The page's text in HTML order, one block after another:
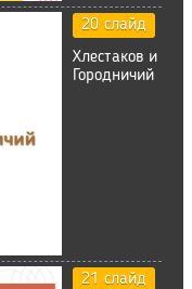
20 слайд
Хлестаков и
Городничий
21 слайд